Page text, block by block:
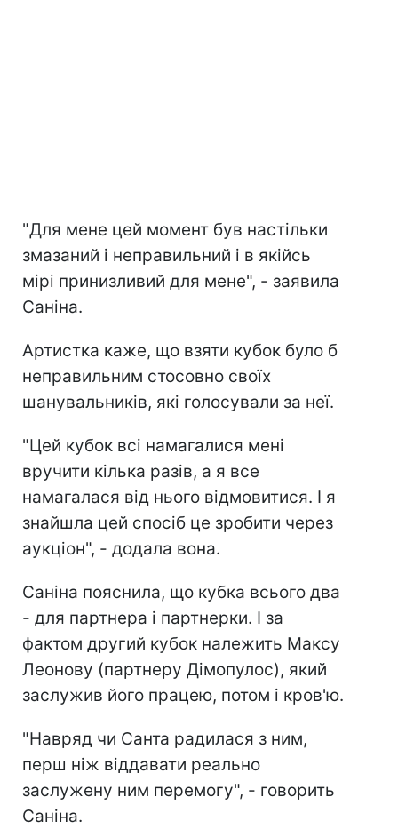
"Для мене цей момент був настільки
змазаний і неправильний і в якійсь
мірі принизливий для мене", - заявила
Саніна.
Артистка каже, що взяти кубок було б
неправильним стосовно своїх
шанувальників, які голосували за неї.
"Цей кубок всі намагалися мені
вручити кілька разів, а я все
намагалася від нього відмовитися. І я
знайшла цей спосіб це зробити через
аукціон", - додала вона.
Саніна пояснила, що кубка всього два
- для партнера і партнерки. І за
фактом другий кубок належить Максу
Леонову (партнеру Дімопулос), який
заслужив його працею, потом і кров'ю.
"Навряд чи Санта радилася з ним,
перш ніж віддавати реально
заслужену ним перемогу", - говорить
Саніна.